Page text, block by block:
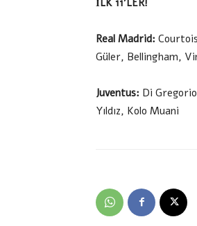
Real Madrid:
Güler, Bellingham,
Juventus: Di
Yıldız, Kolo Muani